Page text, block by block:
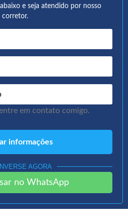
e seja atendido por nosso
corretor.
em contato comigo.
AGORA
no WhatsApp